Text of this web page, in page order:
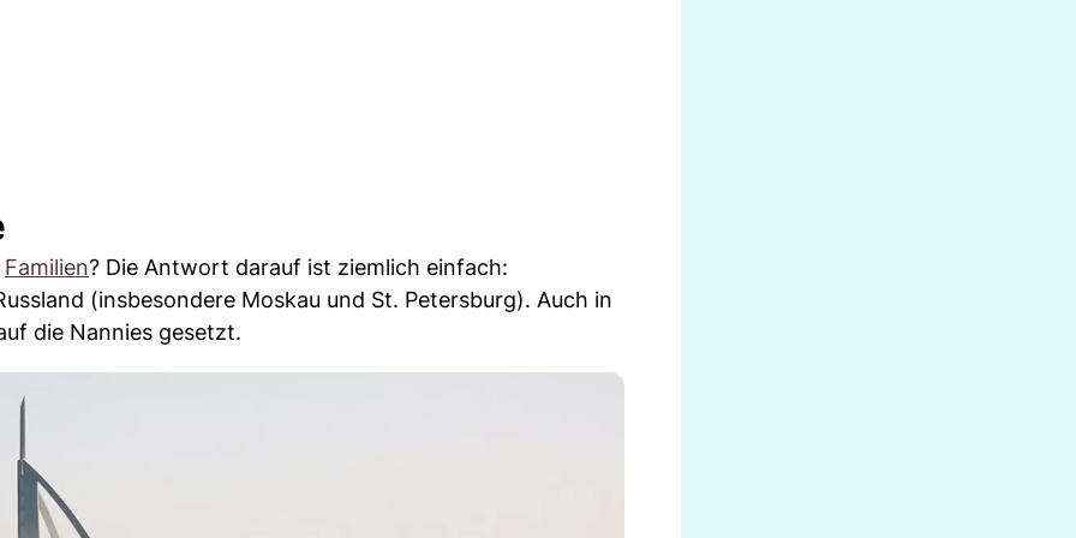
Familien? Die Antwort darauf ist ziemlich einfach:
(insbesondere Moskau und St. Petersburg). Auch in
die Nannies gesetzt.